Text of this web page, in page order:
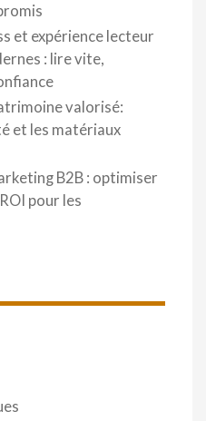
et expérience lecteur
: lire vite,
valorisé:
et les matériaux
B2B : optimiser
pour les